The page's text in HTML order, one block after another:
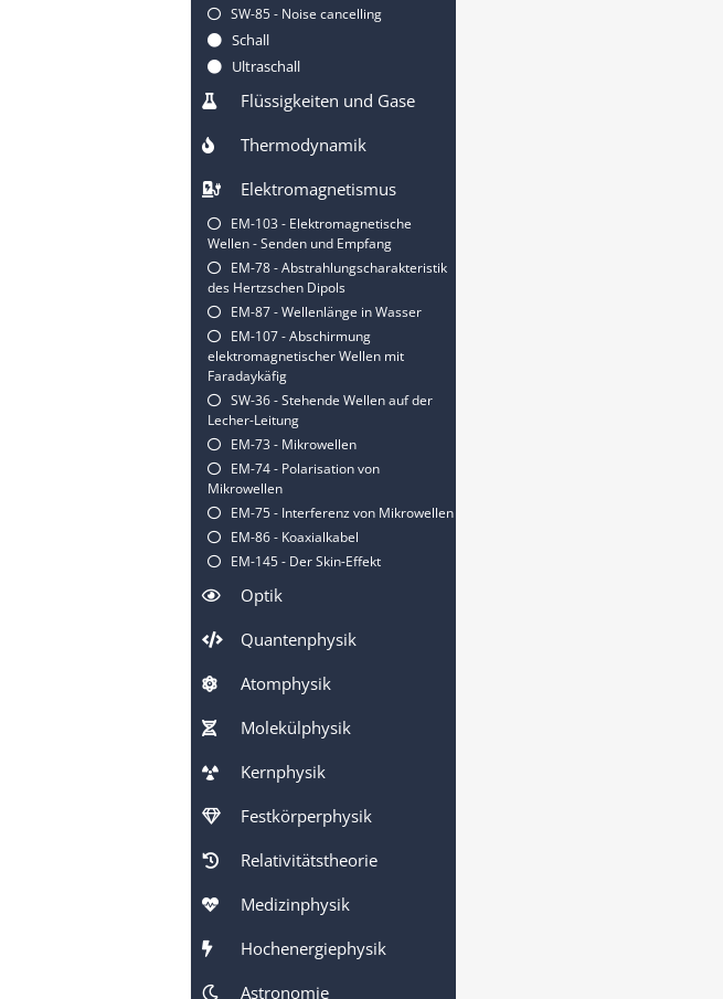
SW-85 - Noise cancelling
Schall
Ultraschall
Flüssigkeiten und Gase
Thermodynamik
Elektromagnetismus
EM-103 - Elektromagnetische
Wellen - Senden und Empfang
EM-78 - Abstrahlungscharakteristik
des Hertzschen Dipols
EM-87 - Wellenlänge in Wasser
EM-107 - Abschirmung
elektromagnetischer Wellen mit
Faradaykäfig
SW-36 - Stehende Wellen auf der
Lecher-Leitung
EM-73 - Mikrowellen
EM-74 - Polarisation von
Mikrowellen
EM-75 - Interferenz von Mikrowellen
EM-86 - Koaxialkabel
EM-145 - Der Skin-Effekt
Optik
Quantenphysik
Atomphysik
Molekülphysik
Kernphysik
Festkörperphysik
Relativitätstheorie
Medizinphysik
Hochenergiephysik
Astronomie